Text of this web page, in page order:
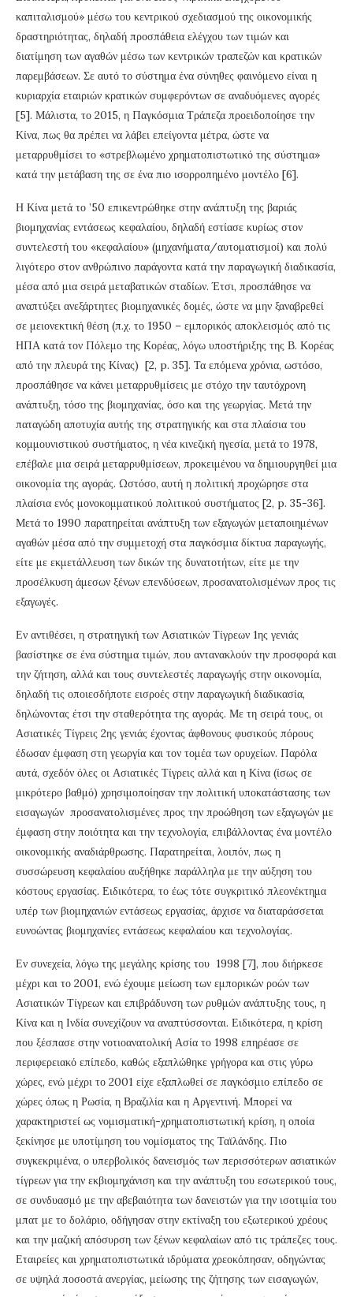
καπιταλισμού» μέσω του κεντρικού σχεδιασμού της οικονομικής
δραστηριότητας, δηλαδή προσπάθεια ελέγχου των τιμών και
διατίμηση των αγαθών μέσω των κεντρικών τραπεζών και κρατικών
παρεμβάσεων. Σε αυτό το σύστημα ένα σύνηθες φαινόμενο είναι η
κυριαρχία εταιριών κρατικών συμφερόντων σε αναδυόμενες αγορές
[5]. Μάλιστα, το 2015, η Παγκόσμια Τράπεζα προειδοποίησε την
Κίνα, πως θα πρέπει να λάβει επείγοντα μέτρα, ώστε να
μεταρρυθμίσει το «στρεβλωμένο χρηματοπιστωτικό της σύστημα»
κατά την μετάβαση της σε ένα πιο ισορροπημένο μοντέλο [6].
Η Κίνα μετά το ’50 επικεντρώθηκε στην ανάπτυξη της βαριάς
βιομηχανίας εντάσεως κεφαλαίου, δηλαδή εστίασε κυρίως στον
συντελεστή του «κεφαλαίου» (μηχανήματα/αυτοματισμοί) και πολύ
λιγότερο στον ανθρώπινο παράγοντα κατά την παραγωγική διαδικασία,
μέσα από μια σειρά μεταβατικών σταδίων. Έτσι, προσπάθησε να
αναπτύξει ανεξάρτητες βιομηχανικές δομές, ώστε να μην ξαναβρεθεί
σε μειονεκτική θέση (π.χ. το 1950 – εμπορικός αποκλεισμός από τις
ΗΠΑ κατά τον Πόλεμο της Κορέας, λόγω υποστήριξης της Β. Κορέας
από την πλευρά της Κίνας) [2, p. 35]. Τα επόμενα χρόνια, ωστόσο,
προσπάθησε να κάνει μεταρρυθμίσεις με στόχο την ταυτόχρονη
ανάπτυξη, τόσο της βιομηχανίας, όσο και της γεωργίας. Μετά την
παταγώδη αποτυχία αυτής της στρατηγικής και στα πλαίσια του
κομμουνιστικού συστήματος, η νέα κινεζική ηγεσία, μετά το 1978,
επέβαλε μια σειρά μεταρρυθμίσεων, προκειμένου να δημιουργηθεί μια
οικονομία της αγοράς. Ωστόσο, αυτή η πολιτική προχώρησε στα
πλαίσια ενός μονοκομματικού πολιτικού συστήματος [2, p. 35-36].
Μετά το 1990 παρατηρείται ανάπτυξη των εξαγωγών μεταποιημένων
αγαθών μέσα από την συμμετοχή στα παγκόσμια δίκτυα παραγωγής,
είτε με εκμετάλλευση των δικών της δυνατοτήτων, είτε με την
προσέλκυση άμεσων ξένων επενδύσεων, προσανατολισμένων προς τις
εξαγωγές.
Εν αντιθέσει, η στρατηγική των Ασιατικών Τίγρεων 1ης γενιάς
βασίστηκε σε ένα σύστημα τιμών, που αντανακλούν την προσφορά και
την ζήτηση, αλλά και τους συντελεστές παραγωγής στην οικονομία,
δηλαδή τις οποιεσδήποτε εισροές στην παραγωγική διαδικασία,
δηλώνοντας έτσι την σταθερότητα της αγοράς. Με τη σειρά τους, οι
Ασιατικές Τίγρεις 2ης γενιάς έχοντας άφθονους φυσικούς πόρους
έδωσαν έμφαση στη γεωργία και τον τομέα των ορυχείων. Παρόλα
αυτά, σχεδόν όλες οι Ασιατικές Τίγρεις αλλά και η Κίνα (ίσως σε
μικρότερο βαθμό) χρησιμοποίησαν την πολιτική υποκατάστασης των
εισαγωγών προσανατολισμένες προς την προώθηση των εξαγωγών με
έμφαση στην ποιότητα και την τεχνολογία, επιβάλλοντας ένα μοντέλο
οικονομικής αναδιάρθρωσης. Παρατηρείται, λοιπόν, πως η
συσσώρευση κεφαλαίου αυξήθηκε παράλληλα με την αύξηση του
κόστους εργασίας. Ειδικότερα, το έως τότε συγκριτικό πλεονέκτημα
υπέρ των βιομηχανιών εντάσεως εργασίας, άρχισε να διαταράσσεται
ευνοώντας βιομηχανίες εντάσεως κεφαλαίου και τεχνολογίας.
Εν συνεχεία, λόγω της μεγάλης κρίσης του 1998 [7], που διήρκεσε
μέχρι και το 2001, ενώ έχουμε μείωση των εμπορικών ροών των
Ασιατικών Τίγρεων και επιβράδυνση των ρυθμών ανάπτυξης τους, η
Κίνα και η Ινδία συνεχίζουν να αναπτύσσονται. Ειδικότερα, η κρίση
που ξέσπασε στην νοτιοανατολική Ασία το 1998 επηρέασε σε
περιφερειακό επίπεδο, καθώς εξαπλώθηκε γρήγορα και στις γύρω
χώρες, ενώ μέχρι το 2001 είχε εξαπλωθεί σε παγκόσμιο επίπεδο σε
χώρες όπως η Ρωσία, η Βραζιλία και η Αργεντινή. Μπορεί να
χαρακτηριστεί ως νομισματική-χρηματοπιστωτική κρίση, η οποία
ξεκίνησε με υποτίμηση του νομίσματος της Ταϊλάνδης. Πιο
συγκεκριμένα, ο υπερβολικός δανεισμός των περισσότερων ασιατικών
τίγρεων για την εκβιομηχάνιση και την ανάπτυξη του εσωτερικού τους,
σε συνδυασμό με την αβεβαιότητα των δανειστών για την ισοτιμία του
μπατ με το δολάριο, οδήγησαν στην εκτίναξη του εξωτερικού χρέους
και την μαζική απόσυρση των ξένων κεφαλαίων από τις τράπεζες τους.
Εταιρείες και χρηματοπιστωτικά ιδρύματα χρεοκόπησαν, οδηγώντας
σε υψηλά ποσοστά ανεργίας, μείωσης της ζήτησης των εισαγωγών,